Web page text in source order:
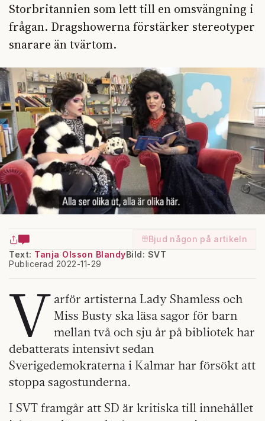
Storbritannien som lett till en omsvängning i
frågan. Dragshowerna förstärker stereotyper
snarare än tvärtom.
Bjud någon på artikeln
Text: Tanja Olsson Blandy
Publicerad 2022-11-29
Bild: SVT
V arför artisterna Lady Shamless och
Miss Busty ska läsa sagor för barn
mellan två och sju år på bibliotek har
debatterats intensivt sedan
Sverigedemokraterna i Kalmar har försökt att
stoppa sagostunderna.
I SVT framgår att SD är kritiska till innehållet